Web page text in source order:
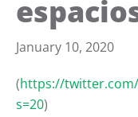
January 10, 2020
(https://twitter.com/
s=20)